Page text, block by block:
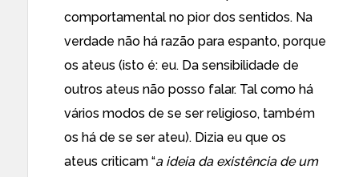
comportamental no pior dos sentidos. Na
verdade não há razão para espanto, porque
os ateus (isto é: eu. Da sensibilidade de
outros ateus não posso falar. Tal como há
vários modos de se ser religioso, também
os há de se ser ateu). Dizia eu que os
ateus criticam “a ideia da existência de um